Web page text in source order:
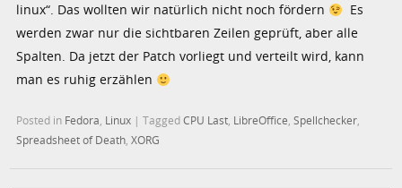
linux“. Das wollten wir natürlich nicht noch fördern
Es
werden zwar nur die sichtbaren Zeilen geprüft, aber alle
Spalten. Da jetzt der Patch vorliegt und verteilt wird, kann
man es ruhig erzählen
Posted in Fedora, Linux |TaggedCPU Last, LibreOffice,Spellchecker,
Spreadsheet of Death,XORG